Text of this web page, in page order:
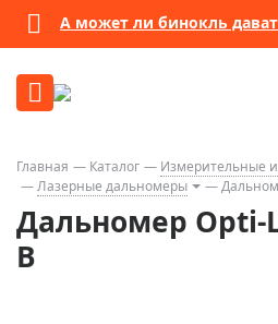
А может ли бинокль
Главная Каталог
Измерительные
Лазерные дальномеры
Дальномер Opti-
B